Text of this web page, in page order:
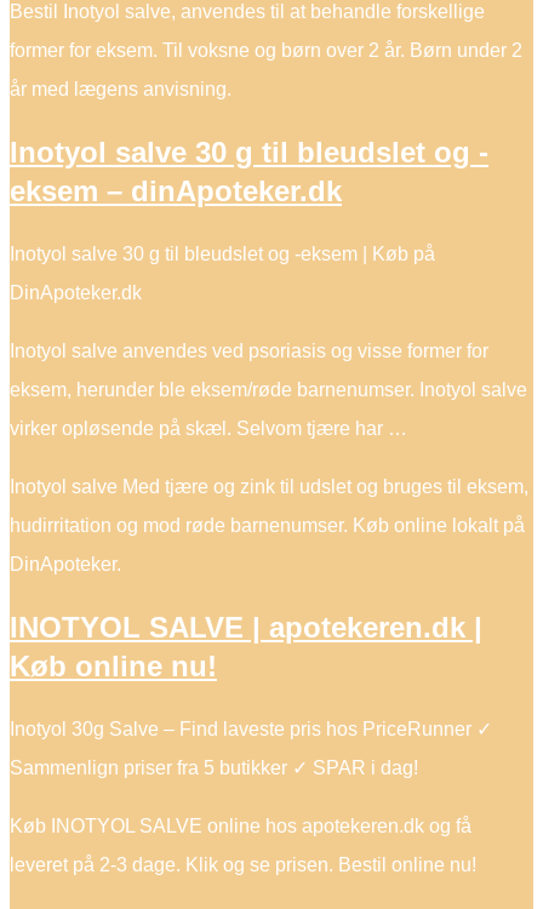
Bestil Inotyol salve, anvendes til at behandle forskellige
former for eksem. Til voksne og børn over 2 år. Børn under 2
år med lægens anvisning.
Inotyol salve 30 g til bleudslet og -
eksem – dinApoteker.dk
Inotyol salve 30 g til bleudslet og -eksem | Køb på
DinApoteker.dk
Inotyol salve anvendes ved psoriasis og visse former for
eksem, herunder ble eksem/røde barnenumser. Inotyol salve
virker opløsende på skæl. Selvom tjære har …
Inotyol salve Med tjære og zink til udslet og bruges til eksem,
hudirritation og mod røde barnenumser. Køb online lokalt på
DinApoteker.
INOTYOL SALVE | apotekeren.dk |
Køb online nu!
Inotyol 30g Salve – Find laveste pris hos PriceRunner ✓
Sammenlign priser fra 5 butikker ✓ SPAR i dag!
Køb INOTYOL SALVE online hos apotekeren.dk og få
leveret på 2-3 dage. Klik og se prisen. Bestil online nu!